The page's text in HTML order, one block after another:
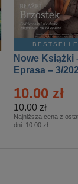
Nowe Książki
Eprasa – 3/
10.00 zł
10.00 zł
Najniższa cena z
dni: 10.00 zł